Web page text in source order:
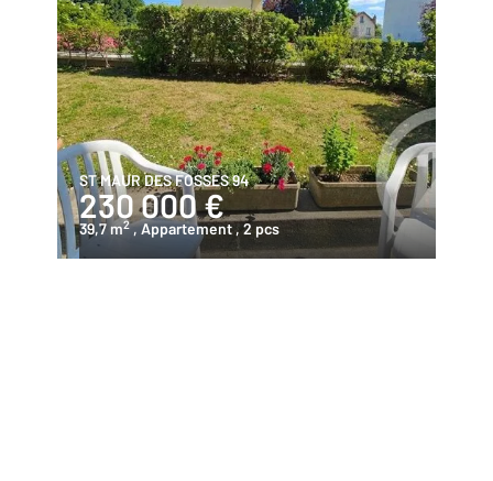
ST MAUR DES FOSSES 94
230 000 €
39,7 m2 , Appartement , 2 pcs